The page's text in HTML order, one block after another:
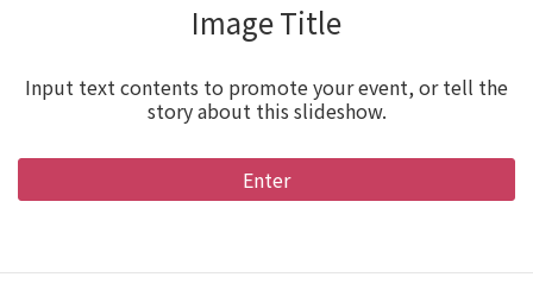
Image Title
Input text contents to promote your event, or tell the
story about this slideshow.
Enter